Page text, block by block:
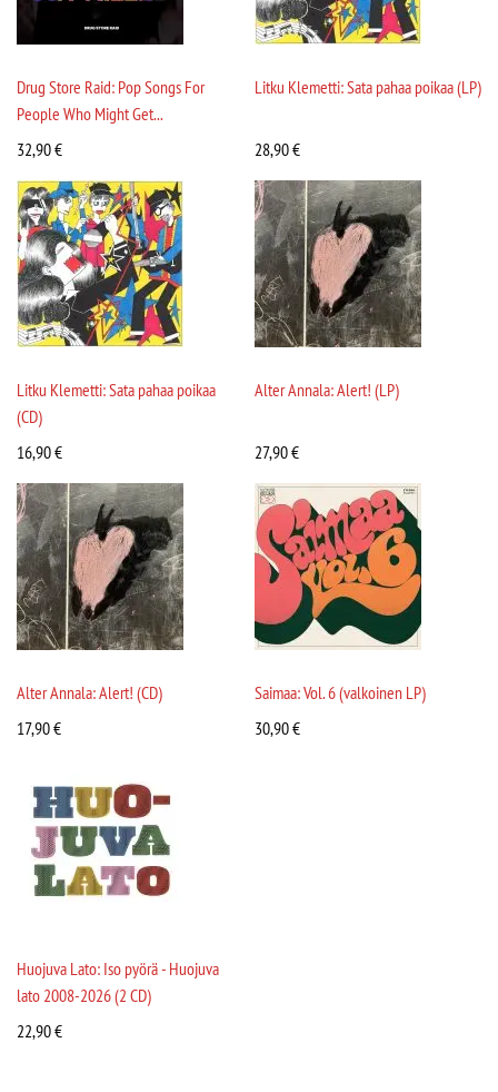
Drug Store Raid: Pop Songs For
People Who Might Get...
32,90€
Litku Klemetti: Sata pahaa poikaa (LP)
28,90€
Litku Klemetti: Sata pahaa poikaa
(CD)
16,90€
Alter Annala: Alert! (LP)
27,90€
Alter Annala: Alert! (CD)
17,90€
Saimaa: Vol. 6 (valkoinen LP)
30,90€
Huojuva Lato: Iso pyörä - Huojuva
lato 2008-2026 (2 CD)
22,90€